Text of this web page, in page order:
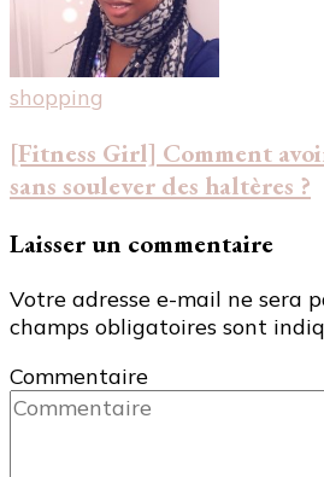
shopping
[Fitness Girl] Comment
sans soulever des haltères ?
Laisser un commentaire
Votre adresse e-mail ne sera
champs obligatoires sont
Commentaire